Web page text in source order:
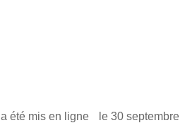
a été mis en ligne le 30 septembre